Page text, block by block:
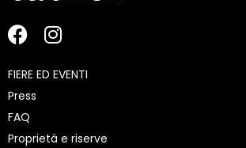
FIERE ED EVENTI
Press
FAQ
Proprietà e riserve